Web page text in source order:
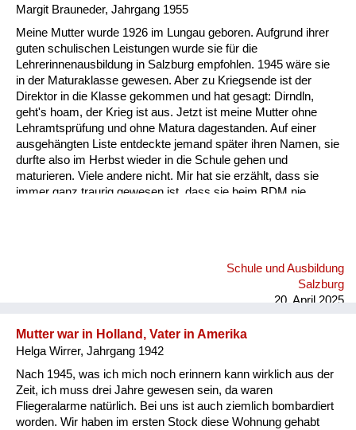
Margit Brauneder, Jahrgang 1955
Meine Mutter wurde 1926 im Lungau geboren. Aufgrund ihrer
guten schulischen Leistungen wurde sie für die
Lehrerinnenausbildung in Salzburg empfohlen. 1945 wäre sie
in der Maturaklasse gewesen. Aber zu Kriegsende ist der
Direktor in die Klasse gekommen und hat gesagt: Dirndln,
geht's hoam, der Krieg ist aus. Jetzt ist meine Mutter ohne
Lehramtsprüfung und ohne Matura dagestanden. Auf einer
ausgehängten Liste entdeckte jemand später ihren Namen, sie
durfte also im Herbst wieder in die Schule gehen und
maturieren. Viele andere nicht. Mir hat sie erzählt, dass sie
immer ganz traurig gewesen ist, dass sie beim BDM nie
BDM-Mädchen zu jener Zeit noch nicht maturieren durften,
sondern nur die, die eine unbedeutende Rolle im BDM gespielt
Schule und Ausbildung
Salzburg
20. April 2025
Mutter war in Holland, Vater in Amerika
Helga Wirrer, Jahrgang 1942
Nach 1945, was ich mich noch erinnern kann wirklich aus der
Zeit, ich muss drei Jahre gewesen sein, da waren
Fliegeralarme natürlich. Bei uns ist auch ziemlich bombardiert
worden. Wir haben im ersten Stock diese Wohnung gehabt